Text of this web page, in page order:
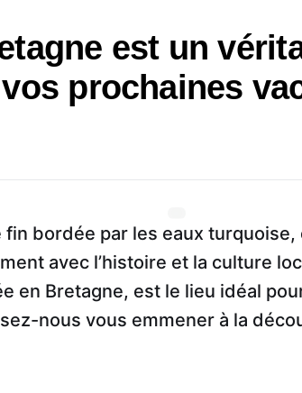
est un
prochaines
bordée par les eaux turquoise,
avec l’histoire et la culture
en Bretagne, est le lieu idéal
nous vous emmener à la